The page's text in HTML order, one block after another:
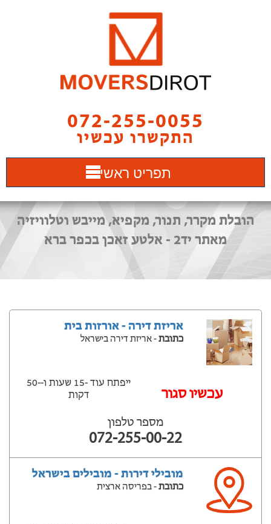
072-255-0055
התקשרו עכשיו
תפריט ראשי
הובלת מקרר, תנור, מקפיא, מייבש וטלוויזיה
מאתר יד2 - אלטע זאכן בכפר ברא
אריזת דירה - אורזות בית
כתובת- אריזת דירה בישראל
‫עכשיו סגור
ייפתח עוד -15 שעות ‫ו--50
דקות
מספר טלפון
072-255-00-22
מובילי דירות - מובילים בישראל
כתובת- בפריסה ארצית